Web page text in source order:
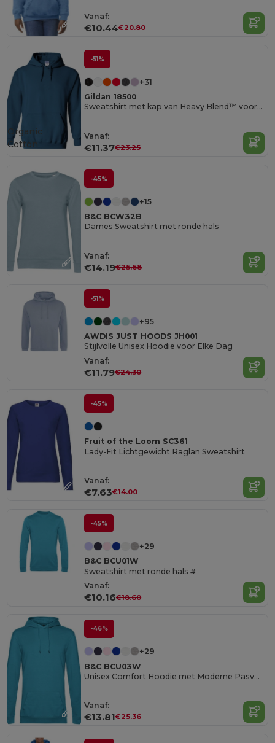
Vanaf:
€10.44€20.80
-51%
+31
Gildan 18500
Sweatshirt met kap van Heavy Blend™ voor volwassenen
Vanaf:
€11.37€23.25
Organic
Cotton
-45%
+15
B&C BCW32B
Dames Sweatshirt met ronde hals
Vanaf:
€14.19€25.68
-51%
+95
AWDIS JUST HOODS JH001
Stijlvolle Unisex Hoodie voor Elke Dag
Vanaf:
€11.79€24.30
-45%
Fruit of the Loom SC361
Lady-Fit Lichtgewicht Raglan Sweatshirt
Vanaf:
€7.63€14.00
-45%
+29
B&C BCU01W
Sweatshirt met ronde hals #
Vanaf:
€10.16€18.60
-46%
+29
B&C BCU03W
Unisex Comfort Hoodie met Moderne Pasvorm
Vanaf:
€13.81€25.36